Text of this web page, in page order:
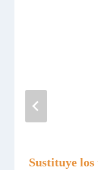
Sustituye